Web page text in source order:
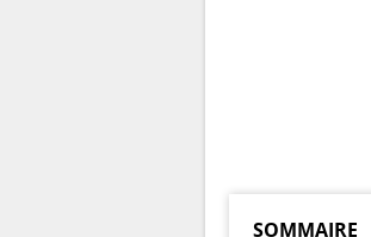
SOMMAIRE